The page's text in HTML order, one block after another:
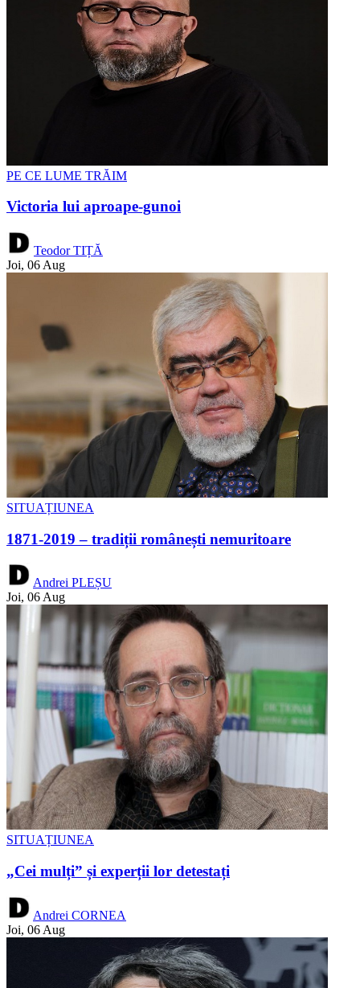
PE CE LUME TRĂIM
Victoria lui aproape-gunoi
Teodor TIȚĂ
Joi, 06 Aug
SITUAȚIUNEA
1871-2019 – tradiții românești nemuritoare
Andrei PLEȘU
Joi, 06 Aug
SITUAȚIUNEA
„Cei mulți” și experții lor detestați
Andrei CORNEA
Joi, 06 Aug